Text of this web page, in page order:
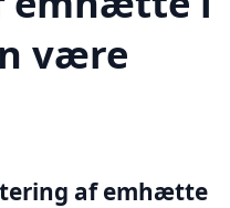
være
af emhætte